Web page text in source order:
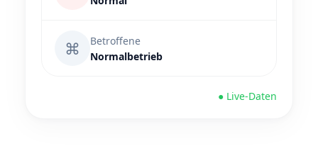
⌘
Betroffene
Normalbetrieb
● Live-Daten